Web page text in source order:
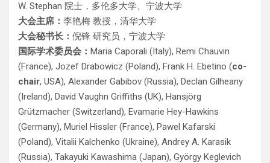
W. Stephan 院士，多伦多大学、宁波大学
大会主席： 李艳梅 教授，清华大学
大会秘书长： 倪锋 研究员，宁波大学
国际学术委员会： Maria Caporali (Italy), Remi Chauvin
(France), Jozef Drabowicz (Poland), Frank H. Ebetino (co-
chair, USA), Alexander Gabibov (Russia), Declan Gilheany
(Ireland), David Vaughn Griffiths (UK), Hansjörg
Grützmacher (Switzerland), Evamarie Hey-Hawkins
(Germany), Muriel Hissler (France), Pawel Kafarski
(Poland), Vitalii Kalchenko (Ukraine), Andrey A. Karasik
(Russia), Takayuki Kawashima (Japan), György Keglevich